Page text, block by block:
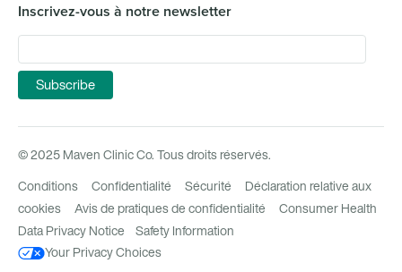
Inscrivez-vous à notre newsletter
© 2025 Maven Clinic Co. Tous droits réservés.
Conditions Confidentialité Sécurité
Déclaration relative aux
cookies
Avis de pratiques de confidentialité
Consumer Health
Data Privacy Notice
Safety Information
Your Privacy Choices